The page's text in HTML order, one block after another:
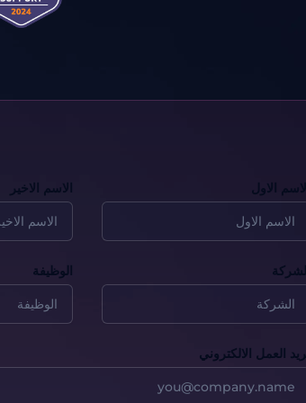
الاسم الاول الاسم الاخير
الشركة الوظيفة
العمل الالكتروني